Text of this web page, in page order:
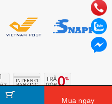
Mua ngay